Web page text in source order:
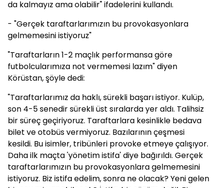
da kalmayız ama olabilir" ifadelerini kullandı.
- "Gerçek taraftarlarımızın bu provokasyonlara
gelmemesini istiyoruz"
"Taraftarların 1-2 maçlık performansa göre
futbolcularımıza not vermemesi lazım" diyen
Körüstan, şöyle dedi:
"Taraftarlarımız da haklı, sürekli başarı istiyor. Kulüp,
son 4-5 senedir sürekli üst sıralarda yer aldı. Talihsiz
bir süreç geçiriyoruz. Taraftarlara kesinlikle bedava
bilet ve otobüs vermiyoruz. Bazılarının çeşmesi
kesildi. Bu isimler, tribünleri provoke etmeye çalışıyor.
Daha ilk maçta 'yönetim istifa' diye bağırıldı. Gerçek
taraftarlarımızın bu provokasyonlara gelmemesini
istiyoruz. Biz istifa edelim, sonra ne olacak? Yeni gelen